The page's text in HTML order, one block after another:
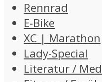
Rennrad
E-Bike
XC | Marathon
Lady-Special
Literatur /